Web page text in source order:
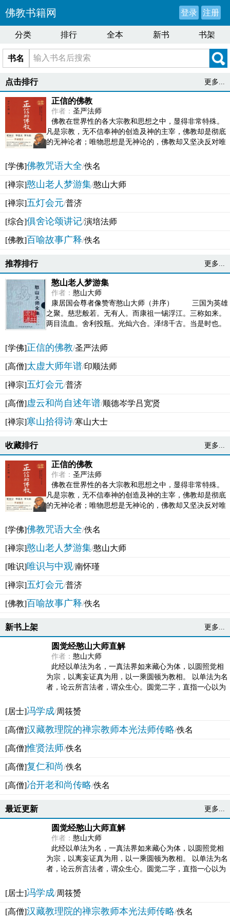
佛教书籍网 登录 注册
分类 排行 全本 新书 书架
书名
点击排行 更多...
正信的佛教
作者： 圣严法师
佛教在世界性的各大宗教和思想之中，显得非常特殊。
凡是宗教，无不信奉神的创造及神的主宰，佛教却是彻底
的无神论者；唯物思想是无神论的，佛教却又坚决反对唯
[学佛]佛教咒语大全/佚名
[禅宗]憨山老人梦游集/憨山大师
[禅宗]五灯会元/普济
[综合]俱舍论颂讲记/演培法师
[佛教]百喻故事广释/佚名
推荐排行 更多...
憨山老人梦游集
作者： 憨山大师
康居国会尊者像赞寄憨山大师（并序） 三国为英雄
之聚。慈悲般若。无有人。而康祖一锡浮江。三称如来。
两目流血。舍利投瓶。光灿六合。泽绵千古。当是时也。
[学佛]正信的佛教/圣严法师
[高僧]太虚大师年谱/印顺法师
[禅宗]五灯会元/普济
[高僧]虚云和尚自述年谱/顺德岑学吕宽贤
[禅宗]寒山拾得诗/寒山大士
收藏排行 更多...
正信的佛教
作者： 圣严法师
佛教在世界性的各大宗教和思想之中，显得非常特殊。
凡是宗教，无不信奉神的创造及神的主宰，佛教却是彻底
的无神论者；唯物思想是无神论的，佛教却又坚决反对唯
[学佛]佛教咒语大全/佚名
[禅宗]憨山老人梦游集/憨山大师
[唯识]唯识与中观/南怀瑾
[禅宗]五灯会元/普济
[佛教]百喻故事广释/佚名
新书上架 更多...
圆觉经憨山大师直解
作者： 憨山大师
此经以单法为名，一真法界如来藏心为体，以圆照觉相
为宗，以离妄证真为用，以一乘圆顿为教相。 以单法为名
者，论云所言法者，谓众生心。圆觉二字，直指一心以为
[居士]冯学成/周筱赟
[高僧]汉藏教理院的禅宗教师本光法师传略/佚名
[高僧]惟贤法师/佚名
[高僧]复仁和尚/佚名
[高僧]冶开老和尚传略/佚名
最近更新 更多...
圆觉经憨山大师直解
作者： 憨山大师
此经以单法为名，一真法界如来藏心为体，以圆照觉相
为宗，以离妄证真为用，以一乘圆顿为教相。 以单法为名
者，论云所言法者，谓众生心。圆觉二字，直指一心以为
[居士]冯学成/周筱赟
[高僧]汉藏教理院的禅宗教师本光法师传略/佚名